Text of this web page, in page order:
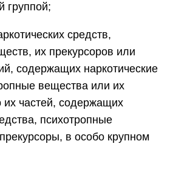
группой;
средств,
их прекурсоров или
содержащих наркотические
вещества или их
их частей, содержащих
психотропные
в особо крупном